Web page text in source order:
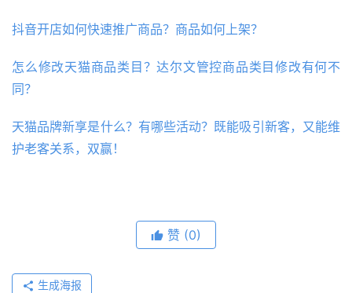
抖音开店如何快速推广商品？商品如何上架？
怎么修改天猫商品类目？达尔文管控商品类目修改有何不
同？
天猫品牌新享是什么？有哪些活动？既能吸引新客，又能维
护老客关系，双赢！
赞 (0)
生成海报